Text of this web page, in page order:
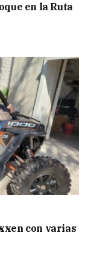
en la Ruta
con varias